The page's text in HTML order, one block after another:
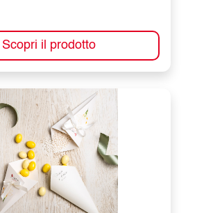
Scopri il prodotto